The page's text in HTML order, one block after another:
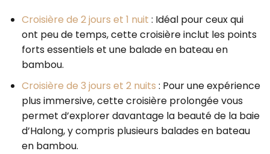
Croisière de 2 jours et 1 nuit : Idéal pour ceux qui
ont peu de temps, cette croisière inclut les points
forts essentiels et une balade en bateau en
bambou.
Croisière de 3 jours et 2 nuits : Pour une expérience
plus immersive, cette croisière prolongée vous
permet d’explorer davantage la beauté de la baie
d’Halong, y compris plusieurs balades en bateau
en bambou.